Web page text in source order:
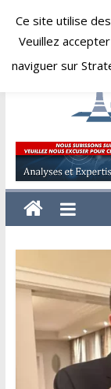
Skip
Expertise
et
Analyses
Ce site utilise
Veuillez
naviguer sur